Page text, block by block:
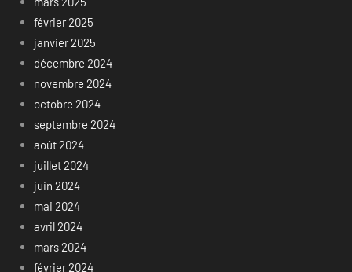
février 2025
janvier 2025
décembre 2024
novembre 2024
octobre 2024
septembre 2024
août 2024
juillet 2024
juin 2024
mai 2024
avril 2024
mars 2024
février 2024